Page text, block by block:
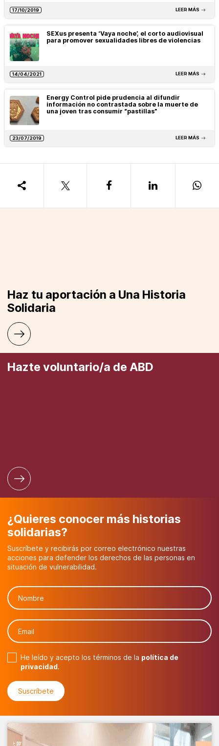
17/10/2019 LEER MÁS
SEXus presenta ‘Vaya noche’, el corto audiovisual
para promover sexualidades libres de violencias
14/04/2021 LEER MÁS
Energy Control pide prudencia al difundir
información no contrastada sobre la muerte de
una joven tras consumir “pastillas”
23/07/2019 LEER MÁS
Haz tu aportación a Una Historia
Solidaria
Hazte voluntario/a de ABD
¿Quieres conocer más historias
solidarias?
Suscríbete y recibirás por correo electrónico nuestras
acciones para defender los derechos de las personas en
situación de vulnerabilidad.
He leído y acepto los términos de la política de
privacidad .